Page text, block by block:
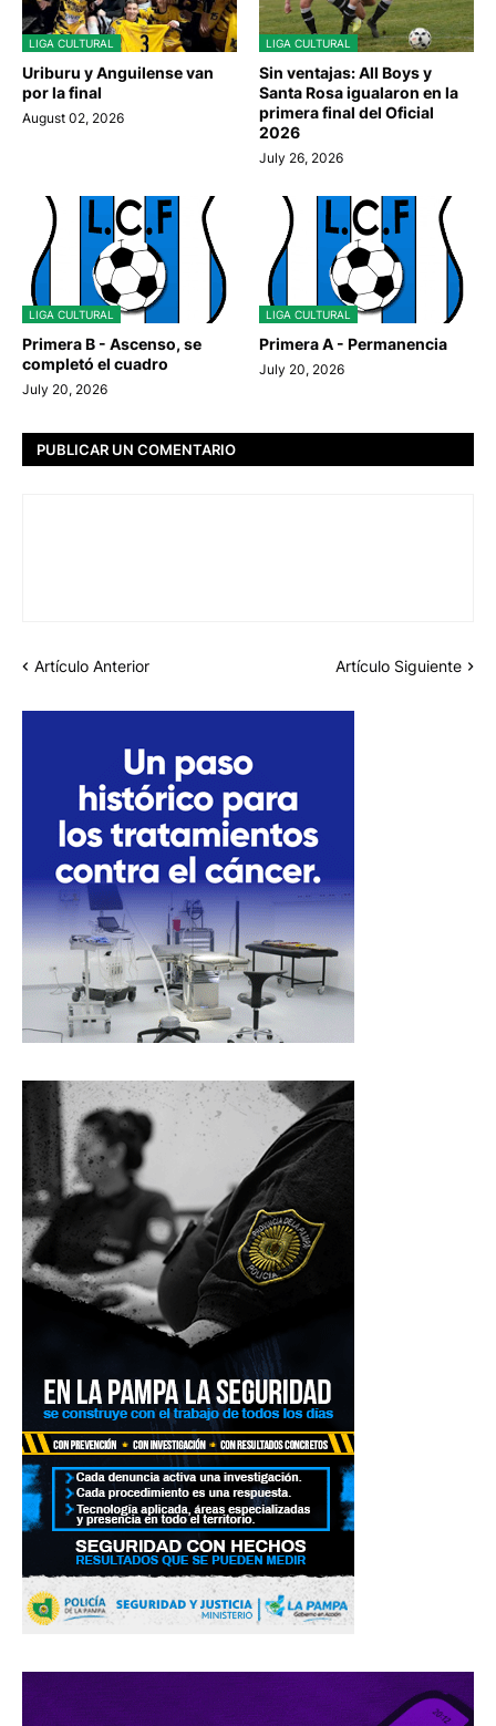
LIGA CULTURAL
Uriburu y Anguilense van
por la final
August 02, 2026
LIGA CULTURAL
Sin ventajas: All Boys y
Santa Rosa igualaron en la
primera final del Oficial
2026
July 26, 2026
LIGA CULTURAL
Primera B - Ascenso, se
completó el cuadro
July 20, 2026
LIGA CULTURAL
Primera A - Permanencia
July 20, 2026
PUBLICAR UN COMENTARIO
Artículo Anterior Artículo Siguiente